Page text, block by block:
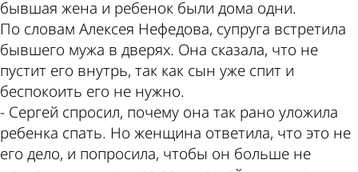
бывшая жена и ребенок были дома одни.
По словам Алексея Нефедова, супруга встретила
бывшего мужа в дверях. Она сказала, что не
пустит его внутрь, так как сын уже спит и
беспокоить его не нужно.
- Сергей спросил, почему она так рано уложила
ребенка спать. Но женщина ответила, что это не
его дело, и попросила, чтобы он больше не